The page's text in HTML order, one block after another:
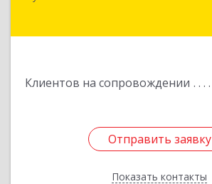
Клиентов на сопровождении
Отправить заявку
Показать контакты
Отправить заявку
Назад